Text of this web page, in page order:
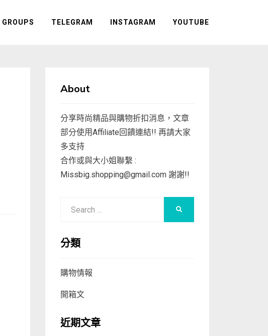
GROUPS TELEGRAM INSTAGRAM YOUTUBE
About
分享時尚精品與購物折扣消息，文章
部分使用Affiliate回饋連結!! 再請大家
多支持
合作或與大小姐聯繫 :
Missbig.shopping@gmail.com謝謝!!
分類
購物情報
開箱文
近期文章